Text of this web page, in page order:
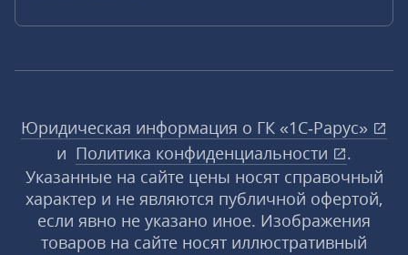
Юридическая информация о ГК «1С‑Рарус»
и Политика конфиденциальности
.
Указанные на сайте цены носят справочный
характер и не являются публичной офертой,
если явно не указано иное. Изображения
товаров на сайте носят иллюстративный